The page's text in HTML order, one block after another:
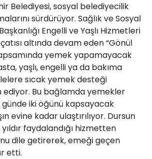
Belediyesi, sosyal belediyecilik
sürdürüyor. Sağlık ve Sosyal
Engelli ve Yaşlı Hizmetleri
altında devam eden “Gönül
yemek yapamayacak
yaşlı, engelli ya da bakıma
sıcak yemek desteği
ediyor. Bu bağlamda yemekler
günde iki öğünü kapsayacak
evine kadar ulaştırılıyor. Dursun
faydalandığı hizmetten
dile getirerek, emeği geçen
etti.